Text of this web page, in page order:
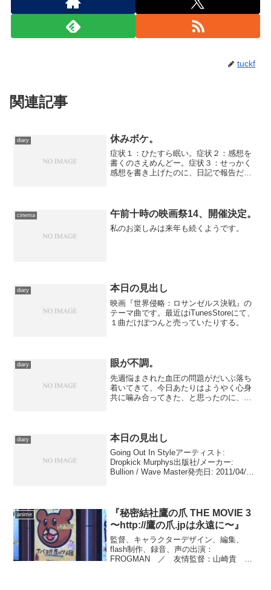
tuckf
関連記事
diary 休みボケ。
症状１：ひたすら眠い。症状２：感想を
書くのさえめんどー。症状３：せっかく
感想を書き上げたのに、日記で報告だけ
わ。
cinema 午前十時の映画祭14、開催決定。
私のお楽しみは来年も続くようです。
diary 本日の見出し
映画『世界侵略：ロサンゼルス決戦』の
テーマ曲です。最近はiTunesStoreにて、
１曲だけぽつんと売っていたりする。
diary 眼が不調。
先週悩まされた血圧の問題がだいぶ落ち
着いてきて、今日あたりはようやく心身
共に噛み合ってきた、と思ったのに、夜
は影響しなかったんですが...
diary 本日の見出し
Going Out In Styleアーティスト:
Dropkick Murphys出版社/メーカー:
Bullion / Wave Master発売日: 2011/04/06
anime
『秘密結社鷹の爪 THE MOVIE 3
〜http://鷹の爪.jpは永遠に〜』
監督、キャラクターデザイン、編集、
flash制作、録音、声の出演：
FROGMAN ／ 友情監督：山崎貴